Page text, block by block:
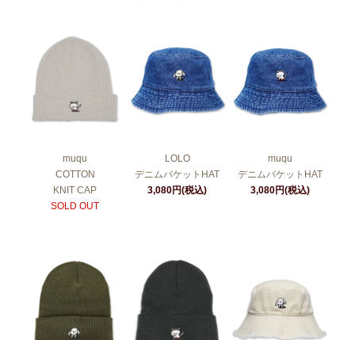
muqu
COTTON
KNIT CAP
SOLD OUT
LOLO
デニムバケットHAT
3,080円(税込)
muqu
デニムバケットHAT
3,080円(税込)